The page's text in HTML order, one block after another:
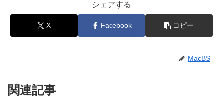
シェアする
X Facebook コピー
MacBS
関連記事